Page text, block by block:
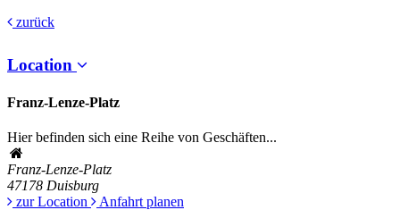
zurück
Location
Franz-Lenze-Platz
Hier befinden sich eine Reihe von Geschäften...
Franz-Lenze-Platz
47178 Duisburg
zur Location
Anfahrt planen